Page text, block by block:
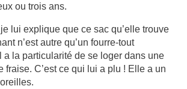
ou trois ans.
lui explique que ce sac qu’elle trouve
n’est autre qu’un fourre-tout
a la particularité de se loger dans une
fraise. C’est ce qui lui a plu ! Elle a un